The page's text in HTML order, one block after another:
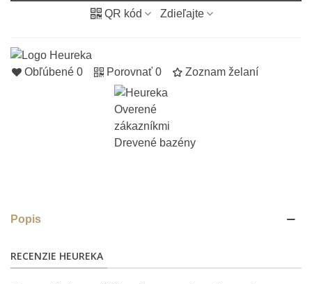
QR kód Zdieľajte
Obľúbené 0 Porovnať 0 Zoznam želaní
Popis
RECENZIE HEUREKA